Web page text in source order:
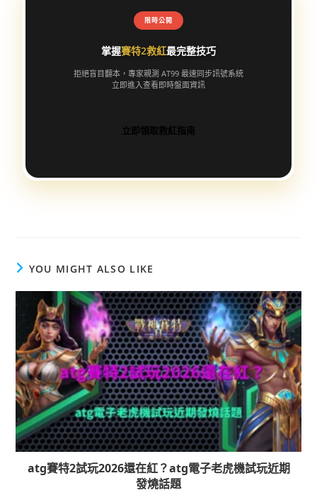
限時公開
掌握賽特2救紅最完整技巧
拒絕盲目翻本，專家親測 AT99 最速同步訊號系統
立即進入查看即時盤面資訊
立即領取救紅指南
YOU MIGHT ALSO LIKE
atg賽特2試玩2026還在紅？atg電子老虎機試玩近期
發燒話題